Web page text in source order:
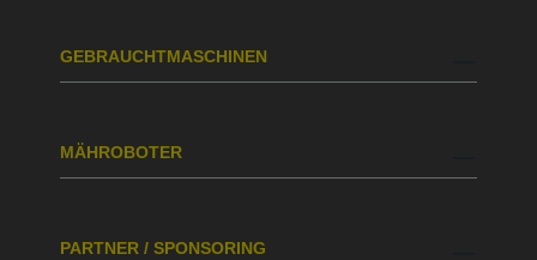
GEBRAUCHTMASCHINEN
MÄHROBOTER
PARTNER / SPONSORING